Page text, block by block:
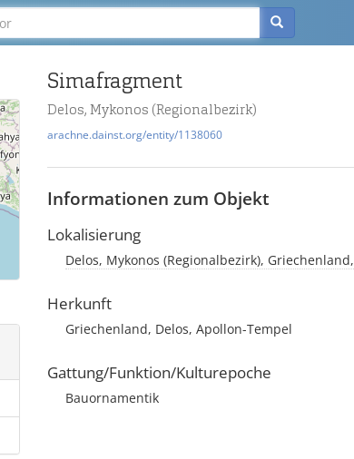
Simafragment
Delos, Mykonos (Regionalbezirk)
arachne.dainst.org/entity/1138060
Informationen zum Objekt
Lokalisierung
Delos, Mykonos (Regionalbezirk), Griechenland,
Herkunft
Griechenland, Delos, Apollon-Tempel
Gattung/Funktion/Kulturepoche
Bauornamentik